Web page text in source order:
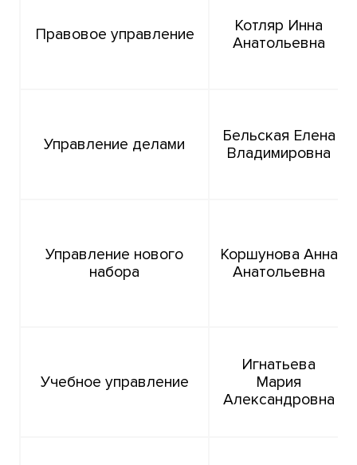
Правовое управление
Котляр Инна
Анатольевна
Управление делами
Бельская Елена
Владимировна
Управление нового
набора
Коршунова Анна
Анатольевна
Учебное управление
Игнатьева
Мария
Александровна